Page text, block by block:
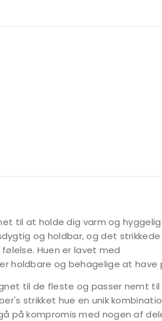
til at holde dig varm og
og holdbar, og det strikkede
Huen er lavet med
holdbare og behagelige at have
til de fleste og passer nemt til
strikket hue en unik
på kompromis med nogen af